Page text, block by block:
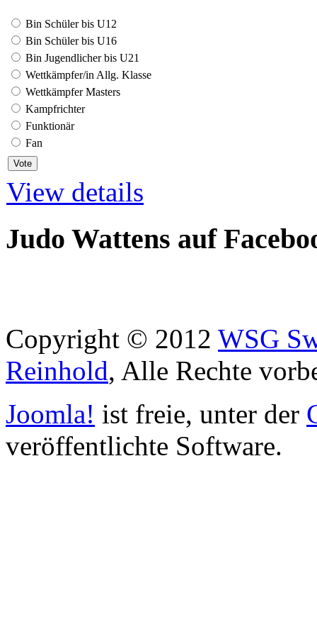
Bin Schüler bis U12
Bin Schüler bis U16
Bin Jugendlicher bis U21
Wettkämpfer/in Allg. Klasse
Wettkämpfer Masters
Kampfrichter
Funktionär
Fan
View details
Judo Wattens auf
Copyright © 2012 WSG
Reinhold, Alle Rechte
Joomla! ist freie, unter der
veröffentlichte Software.